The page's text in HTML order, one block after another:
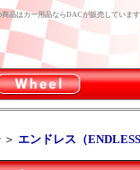
品はカー用品ならDACが販売していま
＞ エンドレス（